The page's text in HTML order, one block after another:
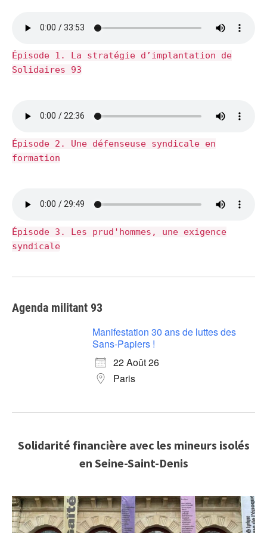
Épisode 1. La stratégie d’implantation de
Solidaires 93
Épisode 2. Une défenseuse syndicale en
formation
Épisode 3. Les prud'hommes, une exigence
syndicale
Agenda militant 93
Manifestation 30 ans de luttes des
Sans-Papiers !
22 Août 26
Paris
Solidarité financière avec les mineurs isolés
en Seine-Saint-Denis